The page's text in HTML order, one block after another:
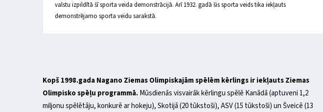
valstu izpildītā šī sporta veida demonstrācijā. Arī 1932. gadā šis sporta veids tika iekļauts
demonstrējamo sporta veidu sarakstā.
Kopš 1998.gada Nagano Ziemas Olimpiskajām spēlēm kērlings ir iekļauts Ziemas
Olimpisko spēļu programmā.Mūsdienās visvairāk kērlingu spēlē Kanādā (aptuveni 1,2
miljonu spēlētāju, konkurē ar hokeju), Skotijā (20 tūkstoši), ASV (15 tūkstoši) un Šveicē (13